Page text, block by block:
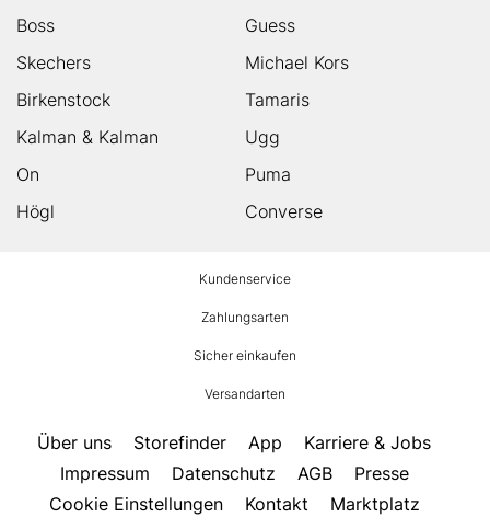
Boss
Guess
Skechers
Michael Kors
Birkenstock
Tamaris
Kalman & Kalman
Ugg
On
Puma
Högl
Converse
Kundenservice
Zahlungsarten
Sicher einkaufen
Versandarten
Über uns Storefinder App
Karriere & Jobs
Impressum
Datenschutz AGB
Presse
Cookie Einstellungen
Kontakt Marktplatz